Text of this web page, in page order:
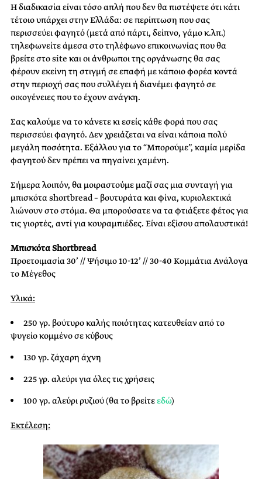
Η διαδικασία είναι τόσο απλή που δεν θα πιστέψετε ότι κάτι
τέτοιο υπάρχει στην Ελλάδα: σε περίπτωση που σας
περισσεύει φαγητό (μετά από πάρτι, δείπνο, γάμο κ.λπ.)
τηλεφωνείτε άμεσα στο τηλέφωνο επικοινωνίας που θα
βρείτε στο site και οι άνθρωποι της οργάνωσης θα σας
φέρουν εκείνη τη στιγμή σε επαφή με κάποιο φορέα κοντά
στην περιοχή σας που συλλέγει ή διανέμει φαγητό σε
οικογένειες που το έχουν ανάγκη.
Σας καλούμε να το κάνετε κι εσείς κάθε φορά που σας
περισσεύει φαγητό. Δεν χρειάζεται να είναι κάποια πολύ
μεγάλη ποσότητα. Εξάλλου για το “Μπορούμε”, καμία μερίδα
φαγητού δεν πρέπει να πηγαίνει χαμένη.
Σήμερα λοιπόν, θα μοιραστούμε μαζί σας μια συνταγή για
μπισκότα shortbread – βουτυράτα και φίνα, κυριολεκτικά
λιώνουν στο στόμα. Θα μπορούσατε να τα φτιάξετε φέτος για
τις γιορτές, αντί για κουραμπιέδες. Είναι εξίσου απολαυστικά!
Mπισκότα Shortbread
Προετοιμασία 30’ // Ψήσιμο 10-12’ // 30-40 Κομμάτια Ανάλογα
το Μέγεθος
Υλικά:
250 γρ. βούτυρο καλής ποιότητας κατευθείαν από το
ψυγείο κομμένο σε κύβους
130 γρ. ζάχαρη άχνη
225 γρ. αλεύρι για όλες τις χρήσεις
100 γρ. αλεύρι ρυζιού (θα το βρείτεεδώ)
Εκτέλεση: